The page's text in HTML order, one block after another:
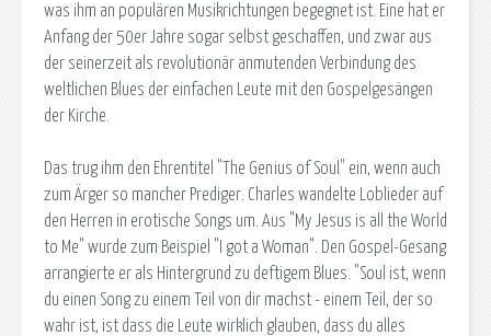
was ihm an populären Musikrichtungen begegnet ist. Eine hat er
Anfang der 50er Jahre sogar selbst geschaffen, und zwar aus
der seinerzeit als revolutionär anmutenden Verbindung des
weltlichen Blues der einfachen Leute mit den Gospelgesängen
der Kirche.
Das trug ihm den Ehrentitel "The Genius of Soul" ein, wenn auch
zum Ärger so mancher Prediger. Charles wandelte Loblieder auf
den Herren in erotische Songs um. Aus "My Jesus is all the World
to Me" wurde zum Beispiel "I got a Woman". Den Gospel-Gesang
arrangierte er als Hintergrund zu deftigem Blues. "Soul ist, wenn
du einen Song zu einem Teil von dir machst - einem Teil, der so
wahr ist, ist dass die Leute wirklich glauben, dass du alles